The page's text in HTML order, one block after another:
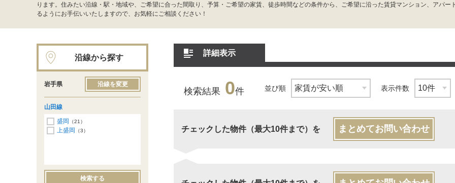
ります。住みたい沿線・駅・地域や、ご希望に合った間取り、予算・ご希望の家賃、徒歩時間などの条件から、ご希望に沿った賃貸マンション、アパ
るようにお手伝いいたしますので、お気軽にご相談ください！
詳細表示
検索結果 0件 並び順 表示件数
チェックした物件（最大10件まで）を まとめてお問い合わせ
沿線から探す
岩手県 沿線を変更
山田線
盛岡
（21）
上盛岡 （3）
検索する